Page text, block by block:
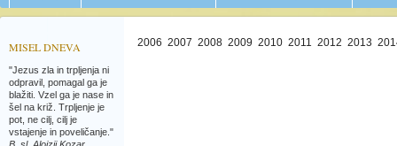
MISEL DNEVA
"Jezus zla in trpljenja ni
odpravil, pomagal ga je
blažiti. Vzel ga je nase in
šel na križ. Trpljenje je
pot, ne cilj, cilj je
vstajenje in poveličanje."
2006 2007 2008 2009 2010 2011 2012 2013